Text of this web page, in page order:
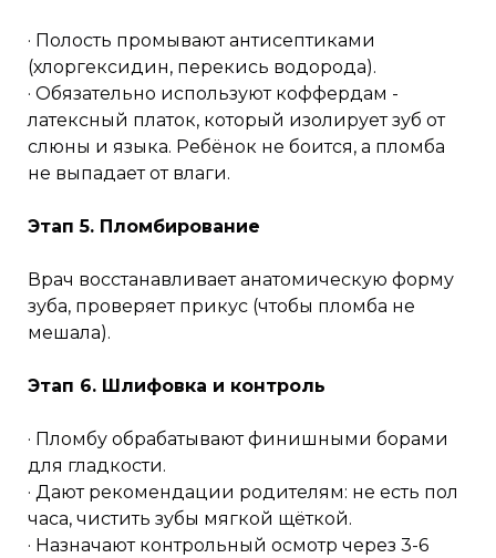
· Полость промывают антисептиками
(хлоргексидин, перекись водорода).
· Обязательно используют коффердам -
латексный платок, который изолирует зуб от
слюны и языка. Ребёнок не боится, а пломба
не выпадает от влаги.
Этап 5. Пломбирование
Врач восстанавливает анатомическую форму
зуба, проверяет прикус (чтобы пломба не
мешала).
Этап 6. Шлифовка и контроль
· Пломбу обрабатывают финишными борами
для гладкости.
· Дают рекомендации родителям: не есть пол
часа, чистить зубы мягкой щёткой.
· Назначают контрольный осмотр через 3-6